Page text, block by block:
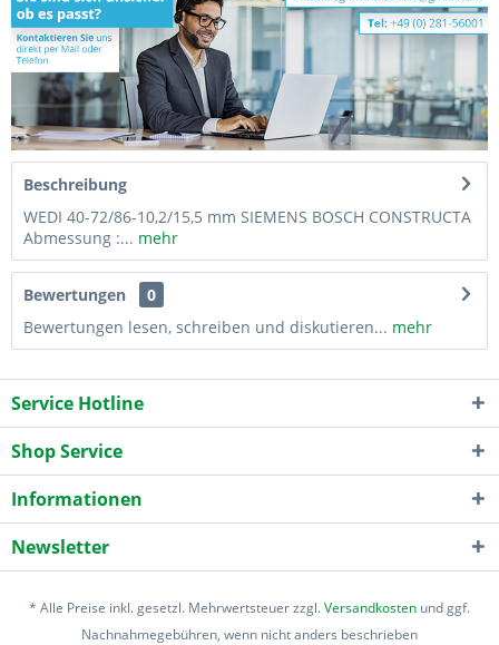
Beschreibung
WEDI 40-72/86-10,2/15,5 mm SIEMENS BOSCH CONSTRUCTA
Abmessung :... mehr
Bewertungen
0
Bewertungen lesen, schreiben und diskutieren... mehr
Service Hotline
Shop Service
Informationen
Newsletter
* Alle Preise inkl. gesetzl. Mehrwertsteuer zzgl.Versandkosten und ggf.
Nachnahmegebühren, wenn nicht anders beschrieben